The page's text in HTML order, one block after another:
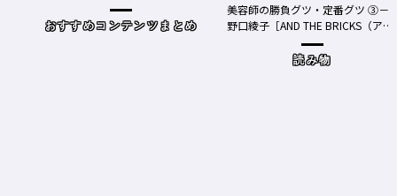
おすすめコンテンツまとめ
美容師の勝負グツ・定番グツ ③－
野口綾子［AND THE BRICKS（アン
ドザブリックス）／神奈川県鎌倉
読み物